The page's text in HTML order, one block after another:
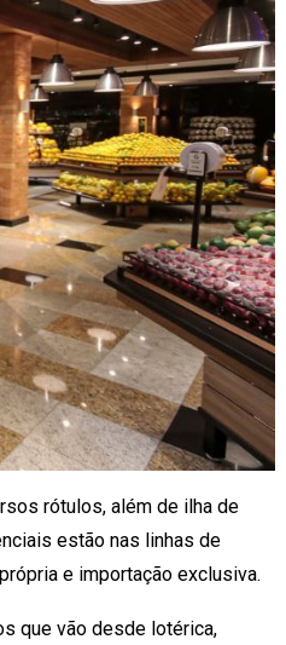
rótulos, além de ilha de
estão nas linhas de
e importação exclusiva.
que vão desde lotérica,